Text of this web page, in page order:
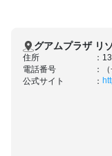
グアムプラザ リ
住所
電話番号
公式サイト